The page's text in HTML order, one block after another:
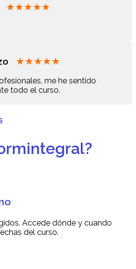
★★★★★
★★★★★
me he sentido
todo el curso.
Accede dónde y cuando
del curso.